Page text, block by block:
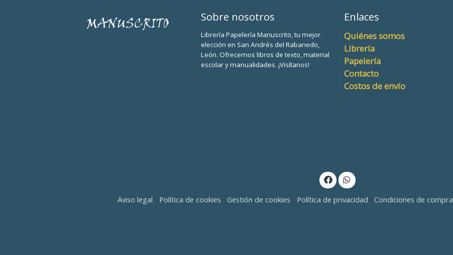
Sobre nosotros
Librería Papelería Manuscrito, tu mejor
elección en San Andrés del Rabanedo,
León. Ofrecemos libros de texto, material
escolar y manualidades. ¡Visítanos!
Enlaces
Quiénes somos
Librería
Papelería
Contacto
Costos de envío
Aviso legal Política de cookies Gestión de cookies Política de privacidad Condiciones de compra